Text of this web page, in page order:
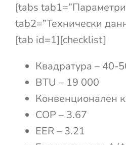
[tabs
tab2=”Технически
[tab id=1][checklist]
Квадратура – 40-
BTU – 19 000
Конвенционален
COP – 3.67
EER – 3.21